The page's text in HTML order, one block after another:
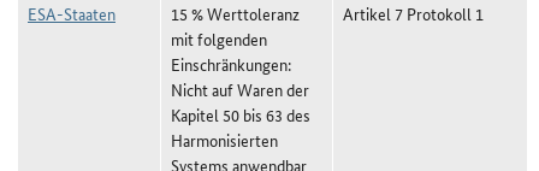
ESA-Staaten
15 % Werttoleranz
mit folgenden
Einschränkungen:
Nicht auf Waren der
Kapitel 50 bis 63 des
Harmonisierten
Systems anwendbar
Artikel 7 Protokoll 1